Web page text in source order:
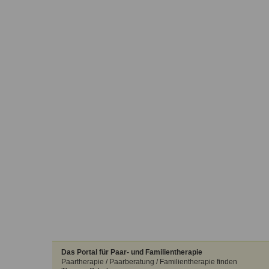
Das Portal für Paar- und Familientherapie
Paartherapie / Paarberatung / Familientherapie finden